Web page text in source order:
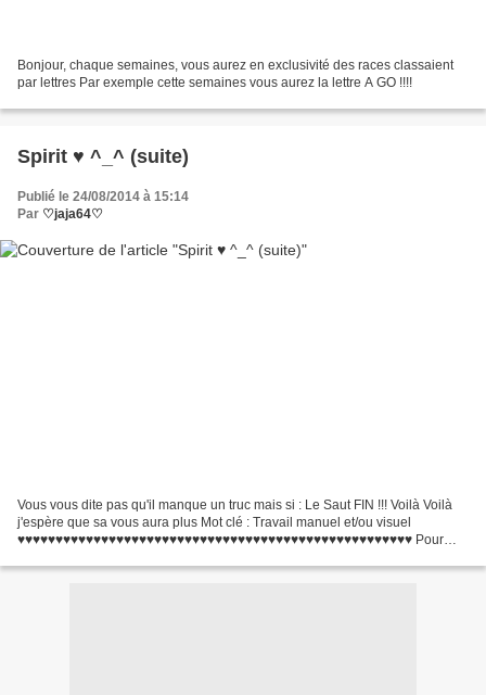
Bonjour, chaque semaines, vous aurez en exclusivité des races classaient
par lettres Par exemple cette semaines vous aurez la lettre A GO !!!!
Spirit ♥ ^_^ (suite)
Publié le 24/08/2014 à 15:14
Par ♡jaja64♡
Vous vous dite pas qu'il manque un truc mais si : Le Saut FIN !!! Voilà Voilà
j'espère que sa vous aura plus Mot clé : Travail manuel et/ou visuel
♥♥♥♥♥♥♥♥♥♥♥♥♥♥♥♥♥♥♥♥♥♥♥♥♥♥♥♥♥♥♥♥♥♥♥♥♥♥♥♥♥♥♥♥♥♥♥♥♥♥♥♥ Pour